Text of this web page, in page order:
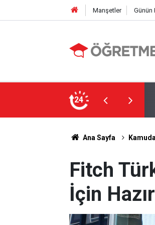
Manşetler Günün
24
E-Sınav Görev Başvurularında Süre
Ana Sayfa
Fitch
İçin